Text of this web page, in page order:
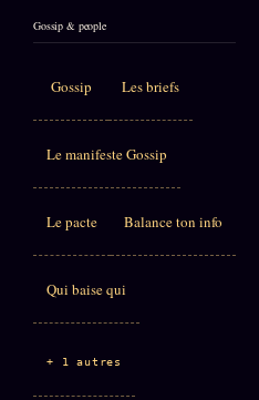
Gossip & people
Gossip Les briefs
Le manifeste Gossip
Le pacte Balance ton info
Qui baise qui
+ 1 autres